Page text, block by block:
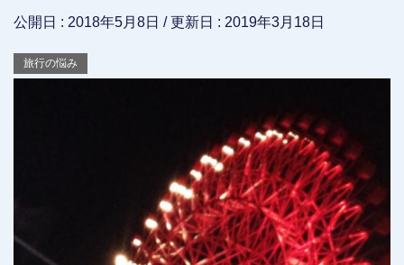
公開日 : 2018年5月8日 / 更新日 : 2019年3月18日
旅行の悩み